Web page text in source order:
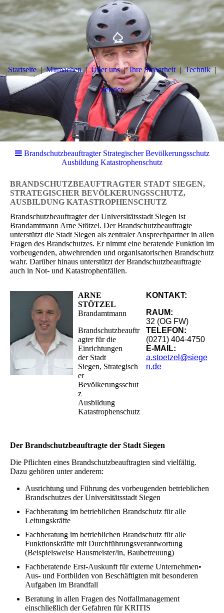
Startseite Mitmachen Über uns Ihre Sicherheit Technik
Service
Brandschutzbeauftragter Strategischer Bevölkerungsschutz
Ausbildung Katastrophenschutz
BRANDSCHUTZBEAUFTRAGTER STADT SIEGEN,
STRATEGISCHER BEVÖLKERUNGSSCHUTZ,
AUSBILDUNG KATASTROPHENSCHUTZ
Brandschutzbeauftragter der Universitätsstadt Siegen ist
Brandamtmann Arne Stötzel. Der Brandschutzbeauftragte
unterstützt die Stadt Siegen als zentraler Ansprechpartner in allen
Fragen des Brandschutzes. Er nimmt eine beratende Funktion im
vorbeugenden, abwehrenden und organisatorischen Brandschutz
wahr. Darüber hinaus unterstützt der Brandschutzbeauftragte
auch in Not- und Katastrophenfällen.
ARNE
STÖTZEL
Brandamtmann
Brandschutzbeauftr
agter für die
Einrichtungen
der Stadt
Siegen, Strategisch
er
Bevölkerungsschut
z
Ausbildung
Katastrophenschutz
KONTAKT:
RAUM:
32 (OG FW)
TELEFON:
(0271) 404-4750
E-MAIL:
a.stoetzel@siege
n.de
Der Brandschutzbeauftragte der Stadt Siegen
Die Pflichten eines Brandschutzbeauftragten sind vielfältig.
Dazu gehören unter anderem:
Ausrichtung und Führung des vorbeugenden betrieblichen
Brandschutzes der Universitätsstadt Siegen
Fachberatung im betrieblichen Brandschutz für alle
Leitungskräfte
Fachberatung im betrieblichen Brandschutz für alle
Funktionskräfte mit Durchführungsverantwortung
(Beispielsweise Hausmeister/in, Baubetreuung)
Fachberatende Erst-Auskunft für externe Unternehmen•
Aus- und Fortbilden von Beschäftigten mit besonderen
Aufgaben im Brandfall
Beratung in allen Fragen des Notfallmanagement
einschließlich der Gefahren für KRITIS